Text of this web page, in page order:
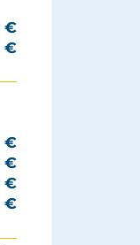
€
€
€
€
€
€